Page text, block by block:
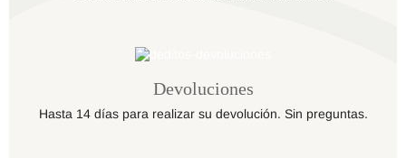
Devoluciones
Hasta 14 días para realizar su devolución. Sin preguntas.